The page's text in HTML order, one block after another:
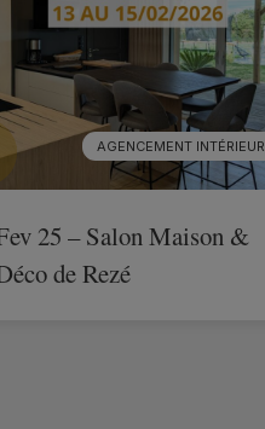
AGENCEMENT INTÉRIEUR
25 – Salon Maison &
de Rezé